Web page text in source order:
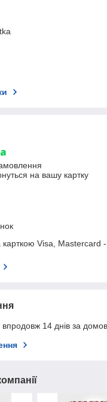
на вашу картку
Visa, Mastercard
14 днів за